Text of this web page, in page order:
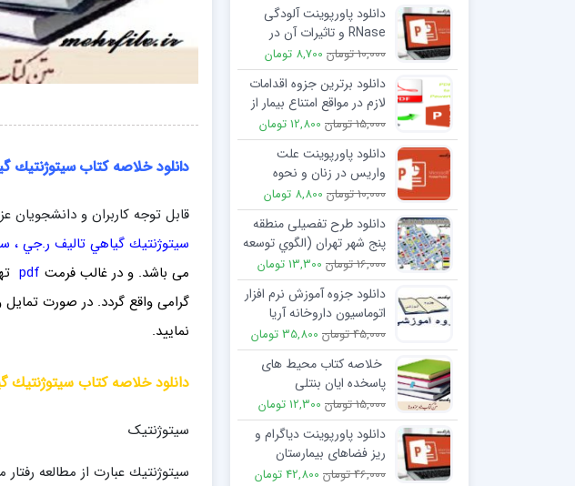
دانلود خلاصه کتاب
قابل توجه کاربران و
سيتوژنتيك گياهي تالیف ر.جي
می باشد. و در غالب فرمت pdf
گرامی واقع گردد. در صورت تمایل
نمایید.
دانلود خلاصه کتاب
سیتوژنتیک
سيتوژنتيك عبارت از مطالعه
دانلود پاورپوینت آلودگی
RNase و تاثیرات آن در
مراحل انجام آزمایش‌
10,000 تومان 8,700 تومان
دانلود برترین جزوه اقدامات
لازم در مواقع امتناع بیمار از
درمان
15,000 تومان 12,800 تومان
دانلود پاورپوینت علت
واریس در زنان و نحوه
پیشگیری از آن
10,000 تومان 8,800 تومان
دانلود طرح تفصیلی منطقه
پنج شهر تهران (الگوي توسعه
منطقه 5 )
16,000 تومان 13,300 تومان
دانلود جزوه آموزش نرم افزار
اتوماسیون داروخانه آریا
45,000 تومان 35,800 تومان
خلاصه کتاب محیط های
پاسخده ایان بنتلی
15,000 تومان 12,300 تومان
دانلود پاورپوینت دیاگرام و
ریز فضاهای بیمارستان
46,000 تومان 42,800 تومان